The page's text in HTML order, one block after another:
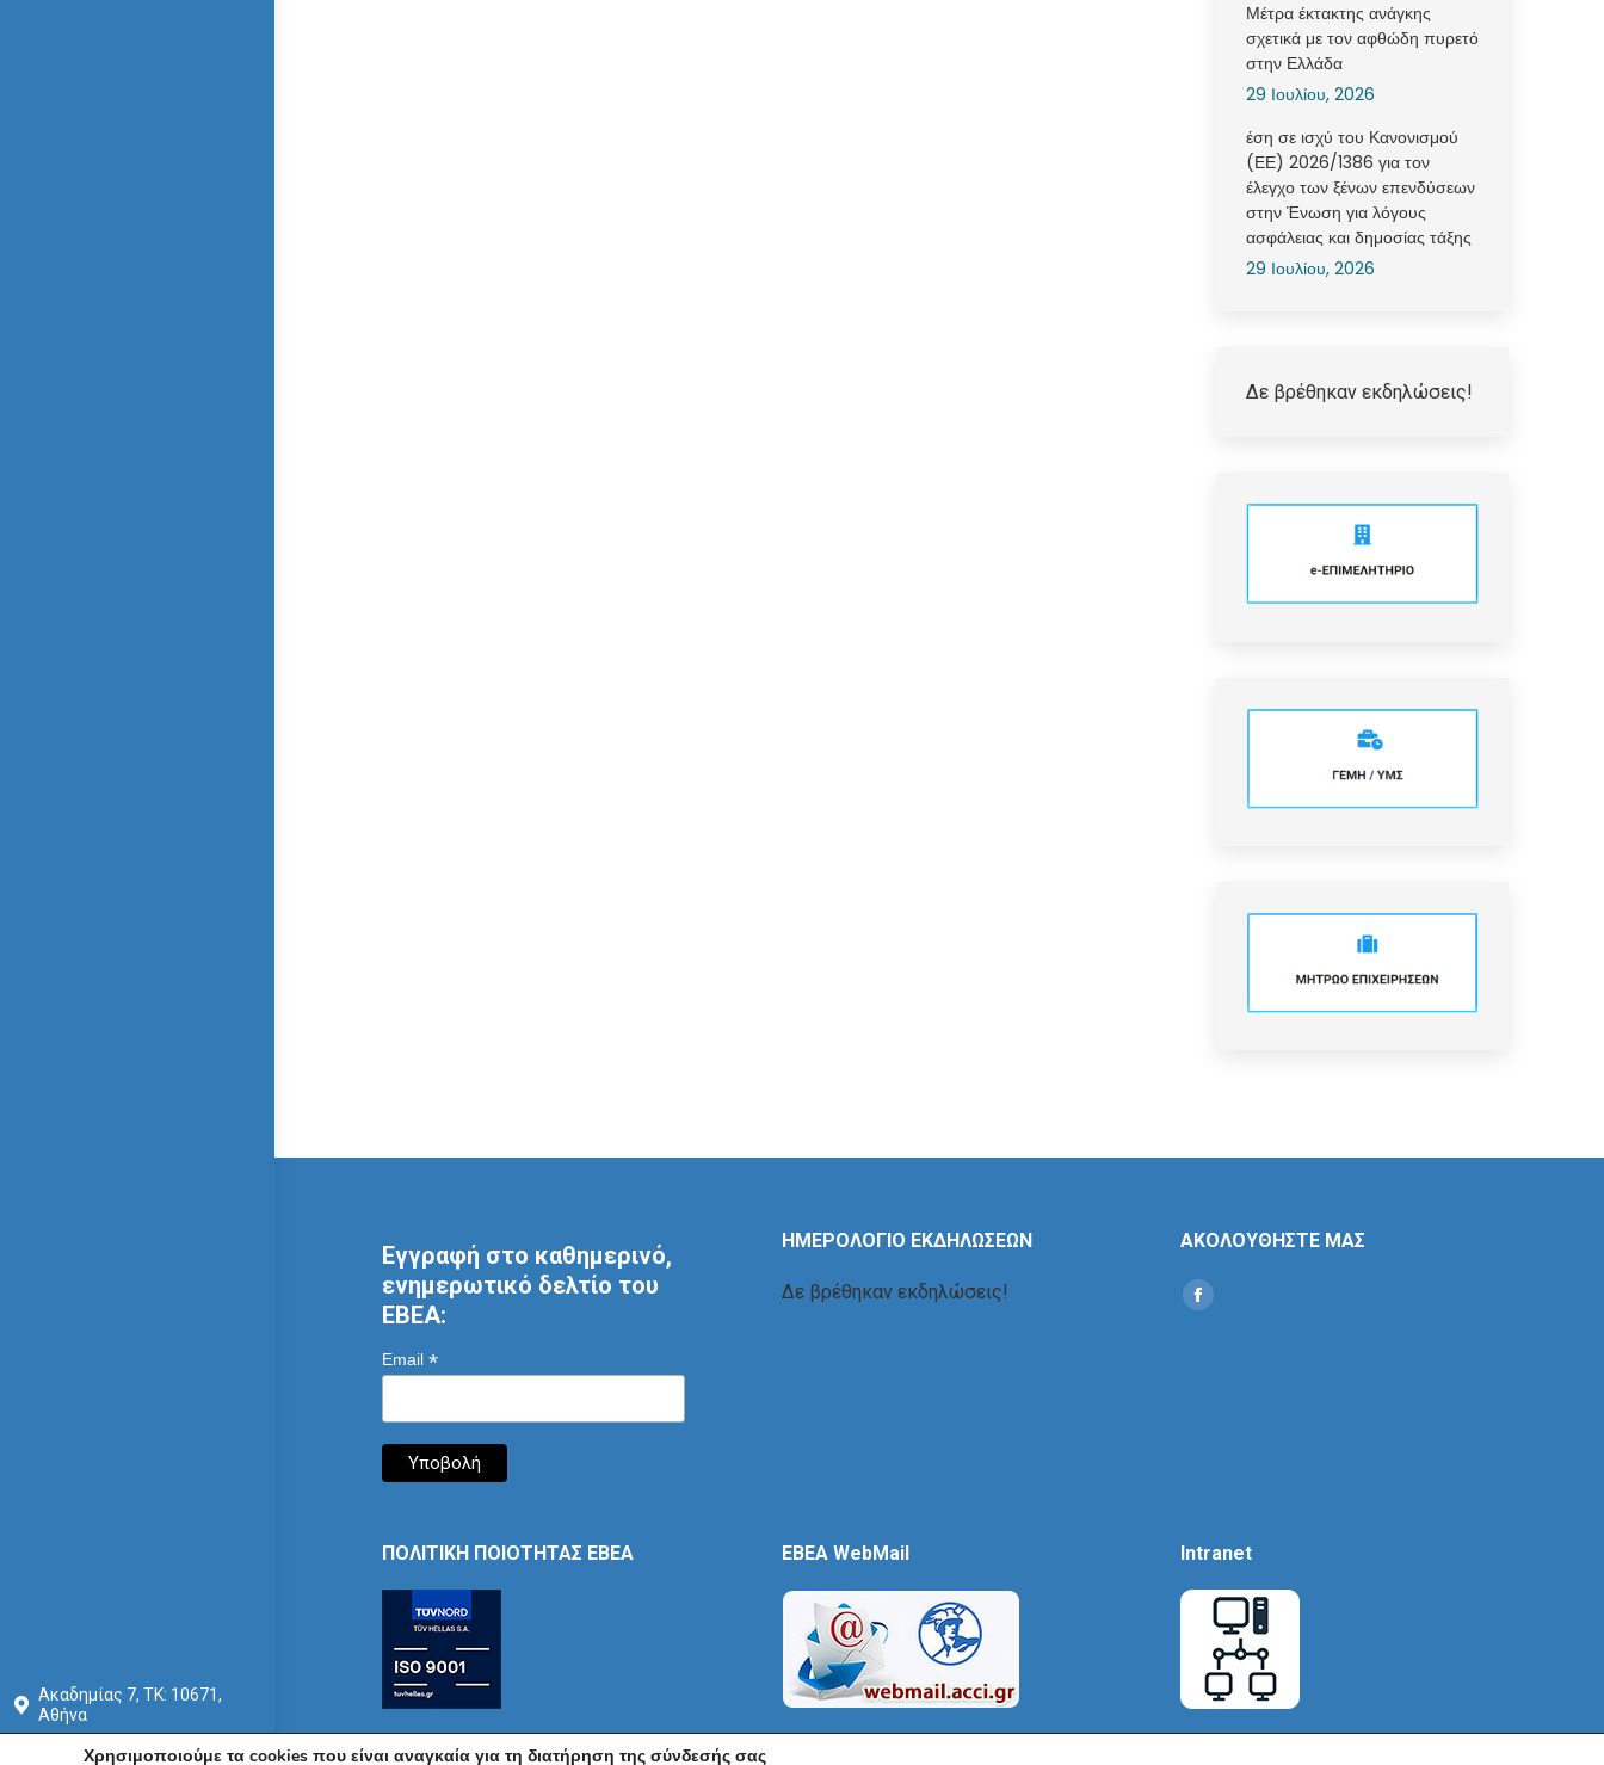
Ακαδημίας 7, ΤΚ: 10671,
Αθήνα
+30 210 3604815
Μέτρα έκτακτης ανάγκης
σχετικά με τον αφθώδη πυρετό
στην Ελλάδα
29 Ιουλίου, 2026
έση σε ισχύ του Κανονισμού
(ΕΕ) 2026/1386 για τον
έλεγχο των ξένων επενδύσεων
στην Ένωση για λόγους
ασφάλειας και δημοσίας τάξης
29 Ιουλίου, 2026
Δε βρέθηκαν εκδηλώσεις!
Εγγραφή στο καθημερινό,
ενημερωτικό δελτίο του
ΕΒΕΑ:
Email *
ΗΜΕΡΟΛΟΓΙΟ ΕΚΔΗΛΩΣΕΩΝ
Δε βρέθηκαν εκδηλώσεις!
ΑΚΟΛΟΥΘΗΣΤΕ ΜΑΣ
Find us on:
Social
ΠΟΛΙΤΙΚΗ ΠΟΙΟΤΗΤΑΣ ΕΒΕΑ EBEA WebMail Intranet
Χρησιμοποιούμε τα cookies που είναι αναγκαία για τη διατήρηση της σύνδεσής σας